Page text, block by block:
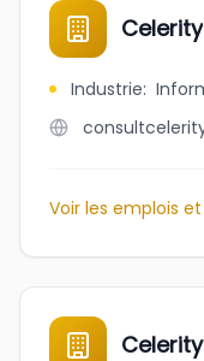
Celerity
Industrie:
Voir les emplois